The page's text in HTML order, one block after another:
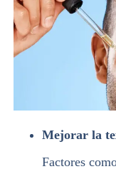
Mejorar la
Factores